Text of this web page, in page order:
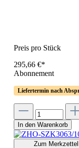
Preis pro Stück
295,66 €*
Abonnement
Liefertermin nach
In den Warenkorb
Zum